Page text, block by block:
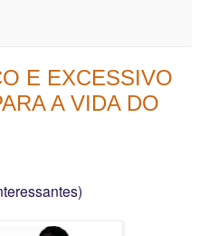
E EXCESSIVO
A VIDA DO